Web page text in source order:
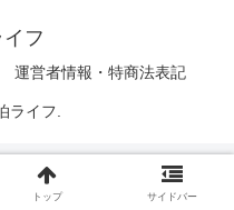
フ
運営者情報・特商法表記
ライフ.
トップ サイドバー